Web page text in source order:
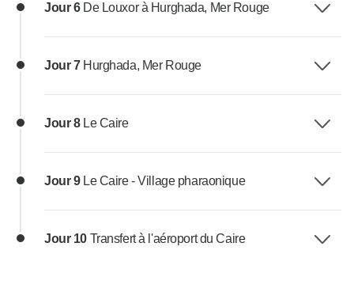
Jour 6 De Louxor à Hurghada, Mer Rouge
Jour 7 Hurghada, Mer Rouge
Jour 8 Le Caire
Jour 9 Le Caire - Village pharaonique
Jour 10 Transfert à l'aéroport du Caire